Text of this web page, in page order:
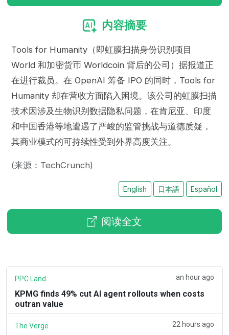
内容摘要
Tools for Humanity（即虹膜扫描身份识别项目
World 和加密货币 Worldcoin 背后的公司）据报道正
在进行裁员。在 OpenAI 筹备 IPO 的同时，Tools for
Humanity 却在营收方面陷入困境。该公司的虹膜扫描
技术因涉及生物识别数据隐私问题，在肯尼亚、印度
和中国香港等地遭遇了严峻的监管挑战与道德质疑，
其商业模式的可持续性受到外界高度关注。
(来源：TechCrunch)
English 日本語 Español
阅读全文
PPC Land an hour ago
KPMG finds 49% cut AI agent rollouts when costs
outran value
The Verge 22 hours ago